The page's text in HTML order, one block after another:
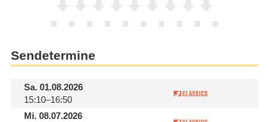
Sendetermine
Sa.01.08.2026
15:10–16:50
Mi.08.07.2026